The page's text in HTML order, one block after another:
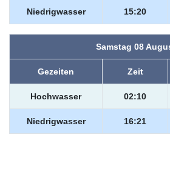
Niedrigwasser 15:20
Samstag 08
Gezeiten Zeit
Hochwasser 02:10
Niedrigwasser 16:21